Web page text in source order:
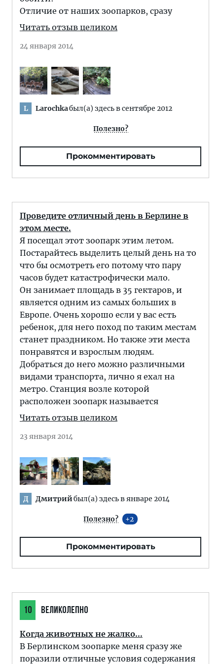
Отличие от наших зоопарков, сразу
Читать отзыв целиком
24 января 2014
L Larochkaбыл(а) здесь в сентябре 2012
Полезно?
Прокомментировать
Проведите отличный день в Берлине в
этом месте.
Я посещал этот зоопарк этим летом.
Постарайтесь выделить целый день на то
что бы осмотреть его потому что пару
часов будет катастрофически мало.
Он занимает площадь в 35 гектаров, и
является одним из самых больших в
Европе. Очень хорошо если у вас есть
ребенок, для него поход по таким местам
станет праздником. Но также эти места
понравятся и взрослым людям.
Добраться до него можно различными
видами транспорта, лично я ехал на
метро. Станция возле которой
расположен зоопарк называется
Читать отзыв целиком
23 января 2014
Д Дмитрийбыл(а) здесь в январе 2014
Полезно? 2
Прокомментировать
10 ВЕЛИКОЛЕПНО
Когда животных не жалко...
В Берлинском зоопарке меня сразу же
поразили отличные условия содержания